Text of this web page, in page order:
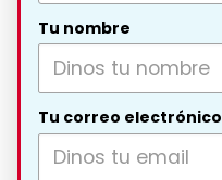
Tu nombre
Tu correo electrónico